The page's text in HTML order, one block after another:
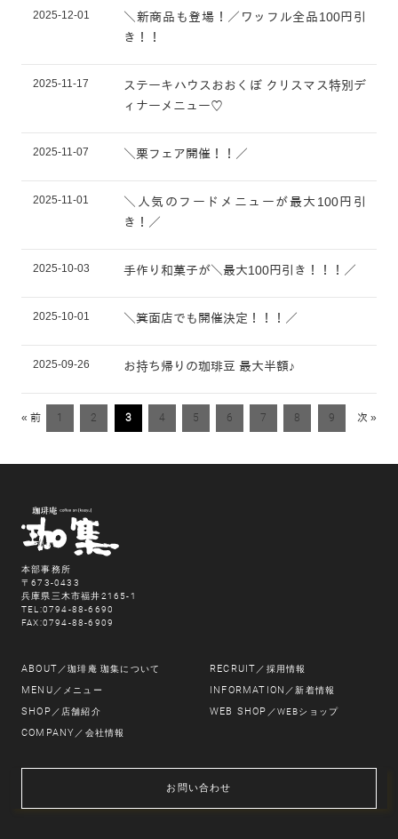
2025-12-01
＼新商品も登場！／ワッフル全品100円引
き！！
2025-11-17
ステーキハウスおおくぼ クリスマス特別デ
ィナーメニュー♡
2025-11-07 ＼栗フェア開催！！／
2025-11-01
＼人気のフードメニューが最大100円引
き！／
2025-10-03 手作り和菓子が＼最大100円引き！！！／
2025-10-01 ＼箕面店でも開催決定！！！／
2025-09-26 お持ち帰りの珈琲豆 最大半額♪
« 前 1 2 3 4 5 6 7 8 9 次 »
本部事務所
〒673-0433
兵庫県三木市福井2165-1
TEL:0794-88-6690
FAX:0794-88-6909
ABOUT ／珈琲庵 珈集について RECRUIT ／採用情報
MENU ／メニュー INFORMATION ／新着情報
SHOP ／店舗紹介 WEB SHOP ／WEBショップ
COMPANY ／会社情報
お問い合わせ